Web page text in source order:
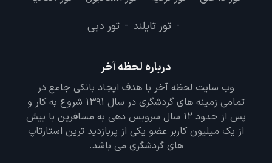
- تور تایلند - تور دبی
درباره لحظه آخر
وب سایت لحظه آخر با هدف ایجاد بانکی جامع در
تمامی زمینه های گردشگری در سال 1391 شروع به کار و
پس از حدود 12 سال سرویس دهی به مسافرین با بیش
از یک میلیون کاربر عضو یکی از پربازدید ترین استارتاپ
های گردشگری می باشد.